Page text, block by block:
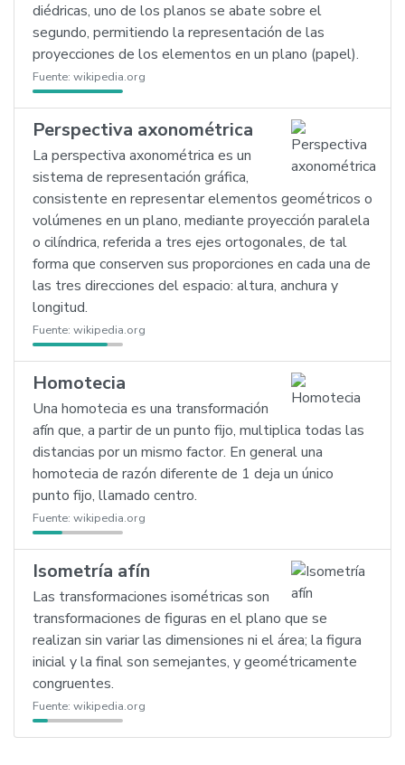
diédricas, uno de los planos se abate sobre el
segundo, permitiendo la representación de las
proyecciones de los elementos en un plano (papel).
Fuente: wikipedia.org
Perspectiva axonométrica
La perspectiva axonométrica es un
sistema de representación gráfica,
consistente en representar elementos geométricos o
volúmenes en un plano, mediante proyección paralela
o cilíndrica, referida a tres ejes ortogonales, de tal
forma que conserven sus proporciones en cada una de
las tres direcciones del espacio: altura, anchura y
longitud.
Fuente: wikipedia.org
Homotecia
Una homotecia es una transformación
afín que, a partir de un punto fijo, multiplica todas las
distancias por un mismo factor. En general una
homotecia de razón diferente de 1 deja un único
punto fijo, llamado centro.
Fuente: wikipedia.org
Isometría afín
Las transformaciones isométricas son
transformaciones de figuras en el plano que se
realizan sin variar las dimensiones ni el área; la figura
inicial y la final son semejantes, y geométricamente
congruentes.
Fuente: wikipedia.org